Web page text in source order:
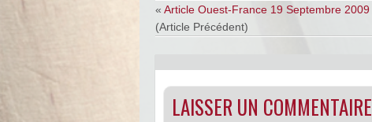
« Article Ouest-France 19 Septembre 2009
(Article Précédent)
LAISSER UN COMMENTAIRE